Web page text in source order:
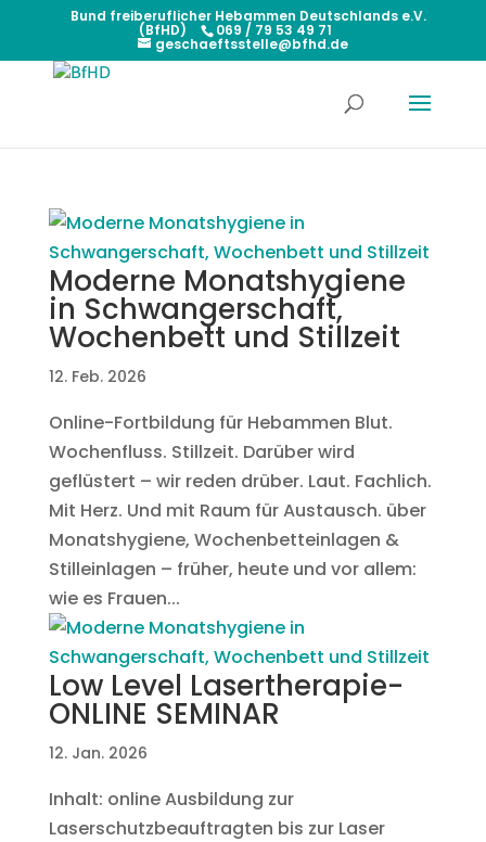
Bund freiberuflicher Hebammen Deutschlands e.V.
(BfHD) 069 / 79 53 49 71
geschaeftsstelle@bfhd.de
Moderne Monatshygiene
in Schwangerschaft,
Wochenbett und Stillzeit
12. Feb. 2026
Online-Fortbildung für Hebammen Blut.
Wochenfluss. Stillzeit. Darüber wird
geflüstert – wir reden drüber. Laut. Fachlich.
Mit Herz. Und mit Raum für Austausch. über
Monatshygiene, Wochenbetteinlagen &
Stilleinlagen – früher, heute und vor allem:
wie es Frauen...
Low Level Lasertherapie-
ONLINE SEMINAR
12. Jan. 2026
Inhalt: online Ausbildung zur
Laserschutzbeauftragten bis zur Laser